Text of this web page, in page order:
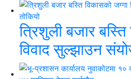
त्रिशुली बजार
विवाद सुल्झाउन